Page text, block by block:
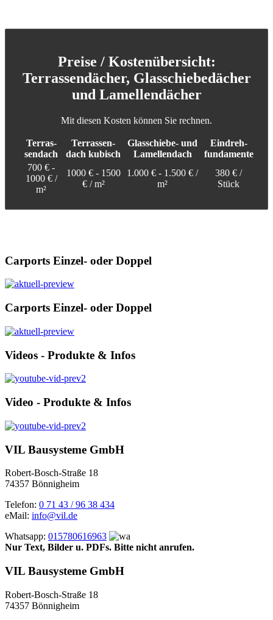
Preise / Kostenübersicht:
Terrassendächer, Glasschiebedächer
und Lamellendächer
Mit diesen Kosten können Sie rechnen.
Ter­ras­
sen­dach
Ter­ras­sen­
dach ku­bisch
Glas­schie­be­- und
La­mellen­dach
Ein­dreh­
fun­da­mente
700 € -
1000 € /
m²
1000 € - 1500
€ / m²
1.000 € - 1.500 € /
m²
380 € /
Stück
Carports Einzel- oder Doppel
Carports Einzel- oder Doppel
Videos - Produkte & Infos
Video - Produkte & Infos
VIL Bausysteme GmbH
Robert-Bosch-Straße 18
74357 Bönnigheim
Telefon: 0 71 43 / 96 38 434
eMail: info@vil.de
Whatsapp: 015780616963
Nur Text, Bilder u. PDFs. Bitte nicht anrufen.
VIL Bausysteme GmbH
Robert-Bosch-Straße 18
74357 Bönnigheim